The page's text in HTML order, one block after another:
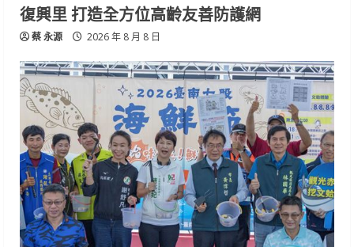
復興里 打造全方位高齡友善防護網
蔡 永源 2026 年 8 月 8 日